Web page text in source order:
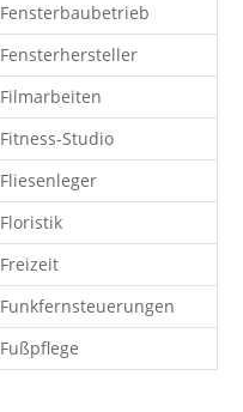
Fensterbaubetrieb
Fensterhersteller
Filmarbeiten
Fitness-Studio
Fliesenleger
Floristik
Freizeit
Funkfernsteuerungen
Fußpflege